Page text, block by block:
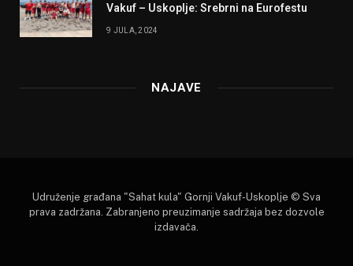
Vakuf – Uskoplje: Srebrni na Eurofestu
9 JULA, 2024
NAJAVE
Udruženje građana "Sahat kula" Gornji Vakuf-Uskoplje © Sva
prava zadržana. Zabranjeno preuzimanje sadržaja bez dozvole
izdavača.